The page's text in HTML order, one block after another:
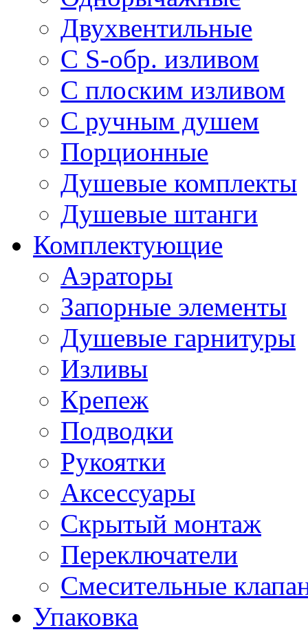
Двухвентильные
С S-обр. изливом
С плоским изливом
С ручным душем
Порционные
Душевые комплекты
Душевые штанги
Комплектующие
Аэраторы
Запорные элементы
Душевые гарнитуры
Изливы
Крепеж
Подводки
Рукоятки
Аксессуары
Скрытый монтаж
Переключатели
Смесительные
Упаковка